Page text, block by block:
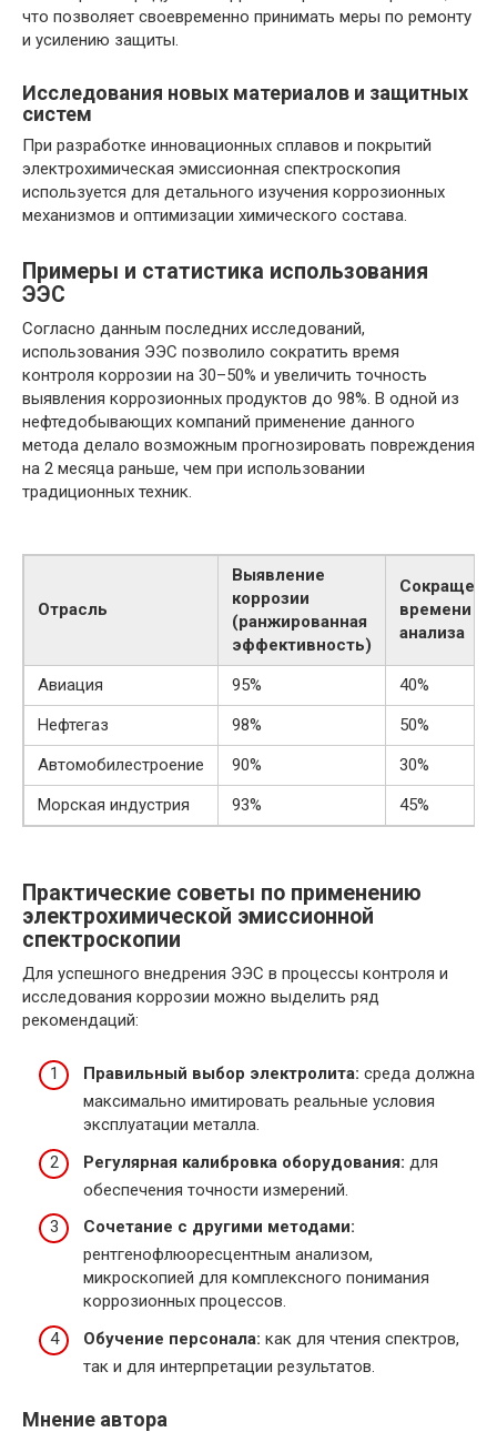
что позволяет своевременно принимать меры по ремонту
и усилению защиты.
Исследования новых материалов и защитных
систем
При разработке инновационных сплавов и покрытий
электрохимическая эмиссионная спектроскопия
используется для детального изучения коррозионных
механизмов и оптимизации химического состава.
Примеры и статистика использования
ЭЭС
Согласно данным последних исследований,
использования ЭЭС позволило сократить время
контроля коррозии на 30–50% и увеличить точность
выявления коррозионных продуктов до 98%. В одной из
нефтедобывающих компаний применение данного
метода делало возможным прогнозировать повреждения
на 2 месяца раньше, чем при использовании
традиционных техник.
Отрасль
Выявление
коррозии
(ранжированная
эффективность)
времени
анализа
Авиация 95%
40%
Нефтегаз
98%
50%
Автомобилестроение
90%
30%
Морская индустрия
93% 45%
Практические советы по применению
электрохимической эмиссионной
спектроскопии
Для успешного внедрения ЭЭС в процессы контроля и
исследования коррозии можно выделить ряд
рекомендаций:
Правильный выбор электролита: среда должна
максимально имитировать реальные условия
эксплуатации металла.
Регулярная калибровка оборудования: для
обеспечения точности измерений.
Сочетание с другими методами:
рентгенофлюоресцентным анализом,
микроскопией для комплексного понимания
коррозионных процессов.
Обучение персонала: как для чтения спектров,
так и для интерпретации результатов.
Мнение автора